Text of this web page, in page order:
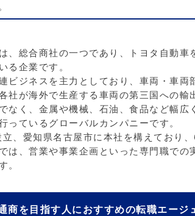
、総合商社の一つであり、トヨタ自動
る企業です。
ビジネスを主力としており、車両・車
社が海外で生産する車両の第三国への輸
なく、金属や機械、石油、食品など幅
っているグローバルカンパニーです。
、愛知県名古屋市に本社を構えており
は、営業や事業企画といった専門職で
。
商を目指す人におすすめの転職エージ